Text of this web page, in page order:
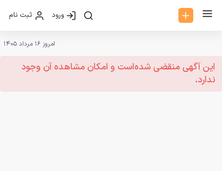
ورود ثبت نام
امروز 16 مرداد 1405
این آگهی منقضی شده‌است و امکان مشاهده آن وجود
ندارد.